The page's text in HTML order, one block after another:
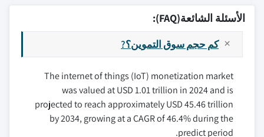
الأسئلة الشائعة(FAQ):
كم حجم سوق التموين؟?
The internet of things (IoT) monetization market
was valued at USD 1.01 trillion in 2024 and is
projected to reach approximately USD 45.46 trillion
by 2034, growing at a CAGR of 46.4% during the
predict period.